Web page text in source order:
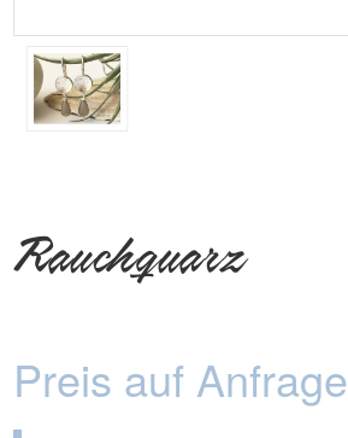
Rauchquarz
Preis auf Anfrage